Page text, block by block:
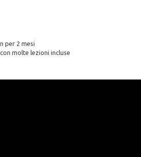
per 2 mesi
molte lezioni incluse